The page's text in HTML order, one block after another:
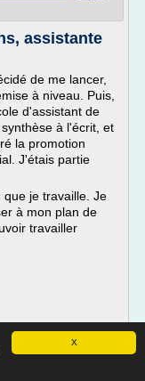
X
assistante
de me lancer,
à niveau. Puis,
d'assistant de
à l'écrit, et
la promotion
J'étais partie
je travaille. Je
à mon plan de
travailler